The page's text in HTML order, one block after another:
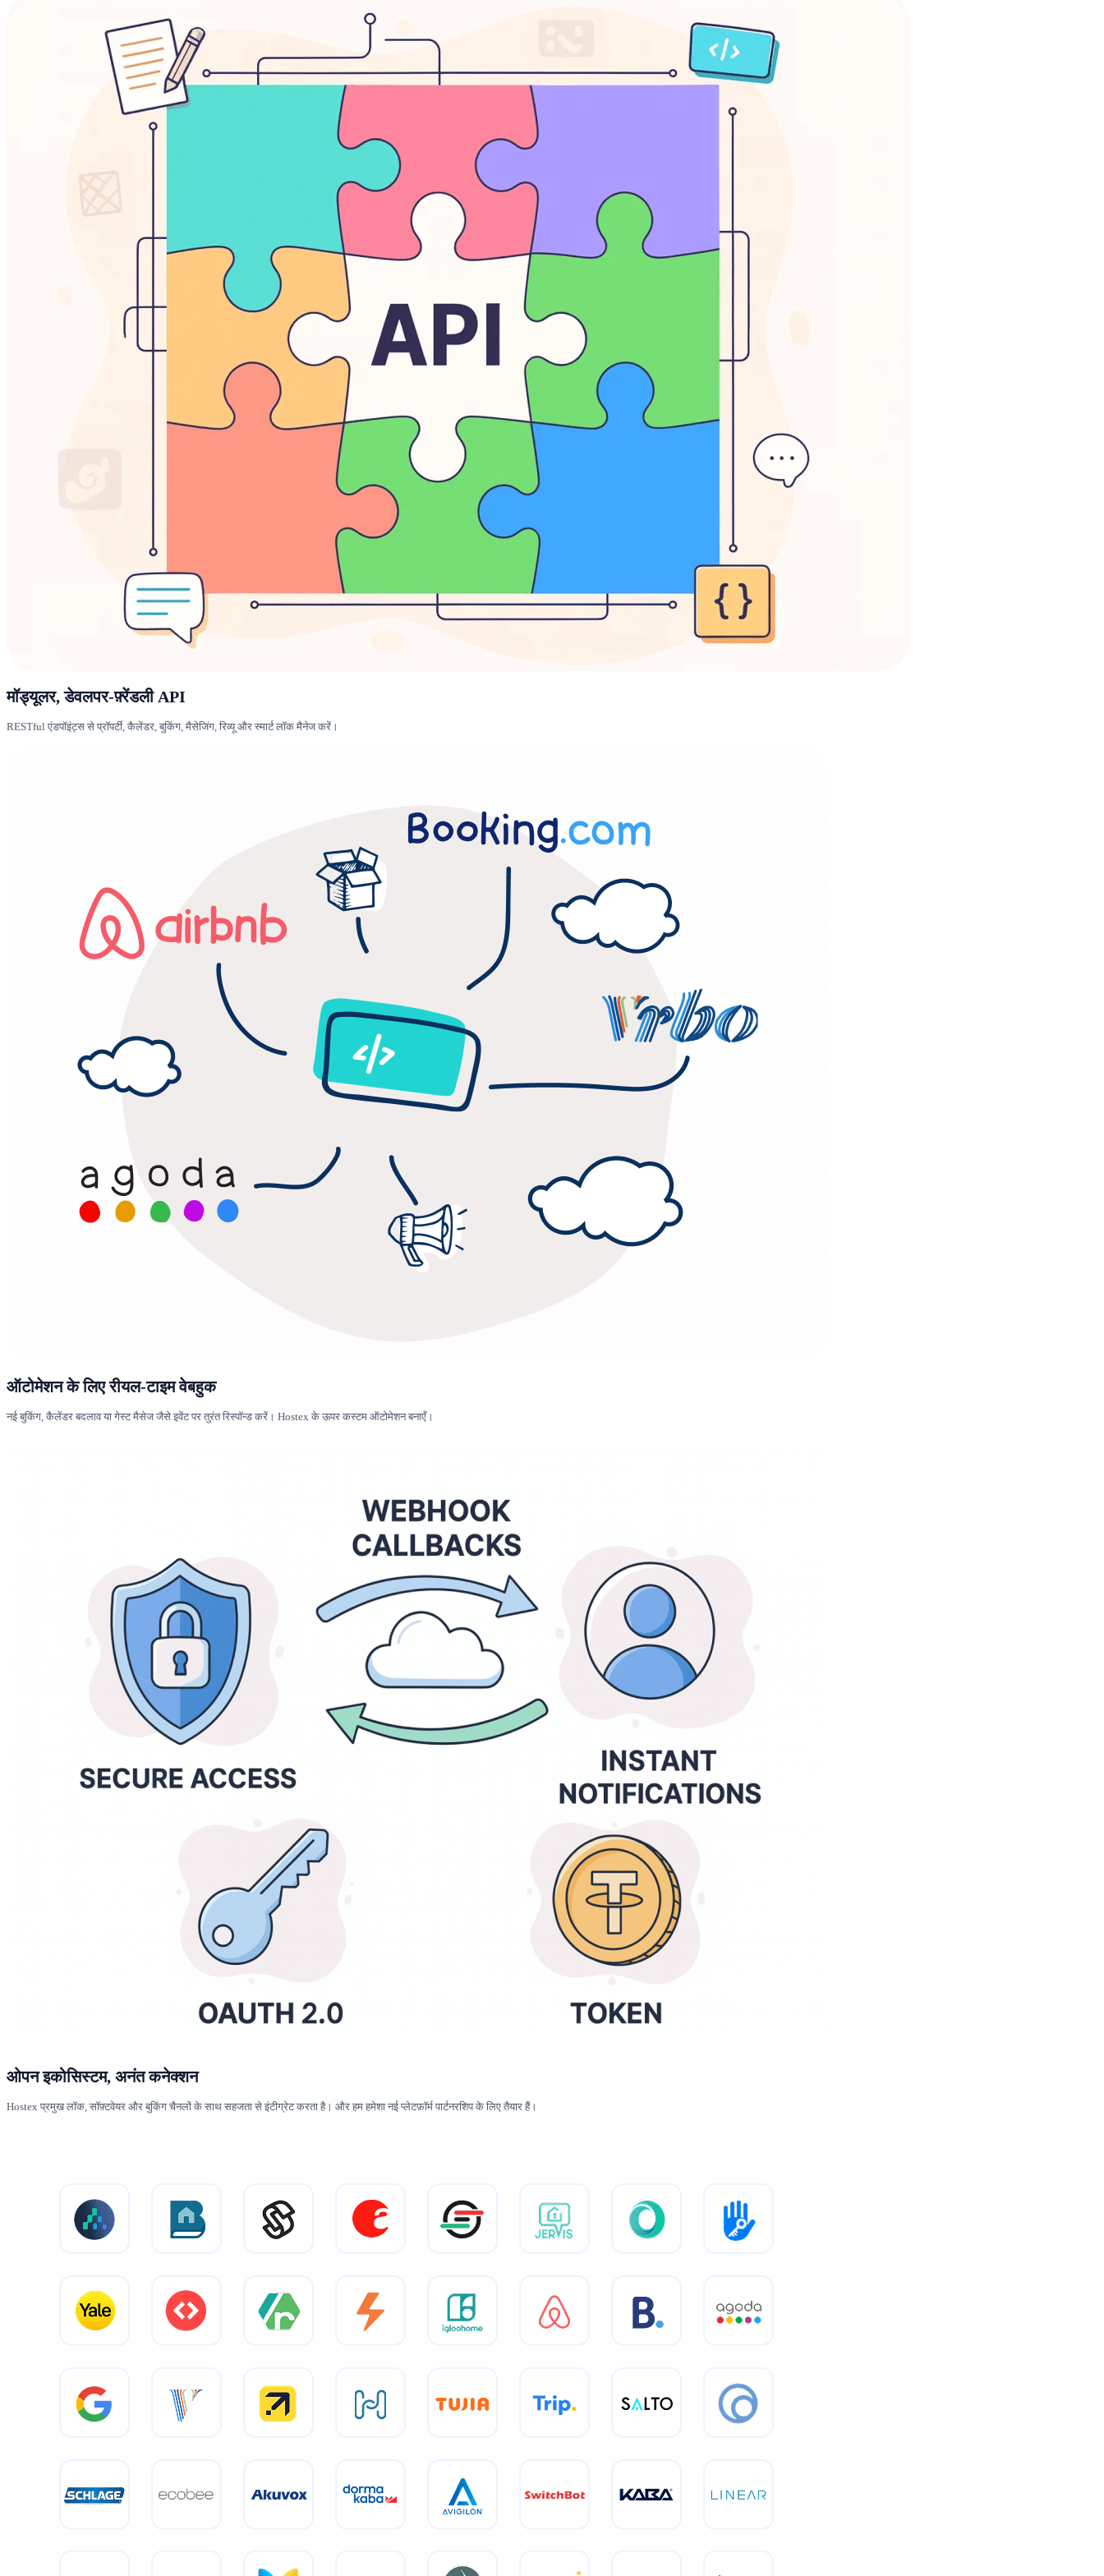
मॉड्यूलर, डेवलपर-फ़्रेंडली API
RESTful एंडपॉइंट्स से प्रॉपर्टी, कैलेंडर, बुकिंग, मैसेजिंग, रिव्यू और स्मार्ट लॉक मैनेज करें।
ऑटोमेशन के लिए रीयल-टाइम वेबहुक
नई बुकिंग, कैलेंडर बदलाव या गेस्ट मैसेज जैसे इवेंट पर तुरंत रिस्पॉन्ड करें। Hostex के ऊपर कस्टम ऑटोमेशन बनाएँ।
ओपन इकोसिस्टम, अनंत कनेक्शन
Hostex प्रमुख लॉक, सॉफ़्टवेयर और बुकिंग चैनलों के साथ सहजता से इंटीग्रेट करता है। और हम हमेशा नई प्लेटफ़ॉर्म पार्टनरशिप के लिए तैयार हैं।